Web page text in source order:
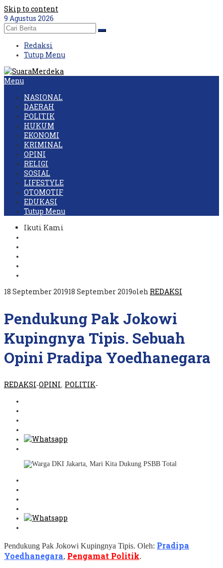
Skip to content
9 Agustus 2026
Redaksi
Tutup Menu
Menu
NASIONAL
DAERAH
POLITIK
HUKUM
EKONOMI
KRIMINAL
OPINI
RELIGI
SOSIAL
LIFESTYLE
OTOMOTIF
EDUKASI
Tutup Menu
Ikuti Kami
18 September 201918 September 2019oleh REDAKSI
Pendukung Pak Jokowi
Kupingnya Tipis. Sebuah
Opini Pradipa Yoedhanegara
REDAKSI-OPINI POLITIK-
Pendukung Pak Jokowi Kupingnya Tipis. Oleh: Pradipa
Yoedhanegara, Pengamat Politik.